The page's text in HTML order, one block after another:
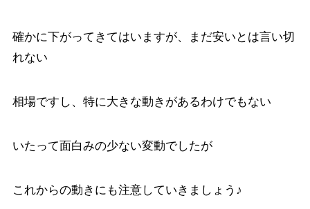
確かに下がってきてはいますが、まだ安いとは言い切
れない
相場ですし、特に大きな動きがあるわけでもない
いたって面白みの少ない変動でしたが
これからの動きにも注意していきましょう♪